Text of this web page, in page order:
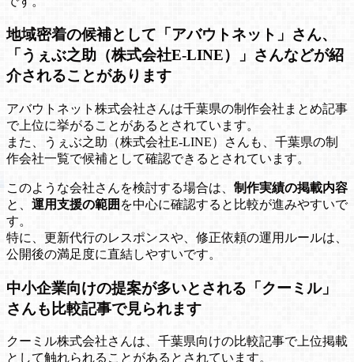
地域密着の候補として「アバウトネット」さん、
「うぇぶ之助（株式会社E-LINE）」さんなどが紹
介されることがあります
アバウトネット株式会社さんは千葉県の制作会社まとめ記事
で上位に挙がることがあるとされています。
また、うぇぶ之助（株式会社E-LINE）さんも、千葉県の制
作会社一覧で候補として確認できるとされています。
このような会社さんを検討する場合は、 制作実績の掲載内容
と、 運用支援の範囲 を中心に確認すると比較が進みやすいで
す。
特に、更新代行のレスポンスや、修正依頼の運用ルールは、
公開後の満足度に直結しやすいです。
中小企業向けの提案が多いとされる「クーミル」
さんも比較記事で見られます
クーミル株式会社さんは、千葉県向けの比較記事で上位掲載
として触れられることがあるとされています。